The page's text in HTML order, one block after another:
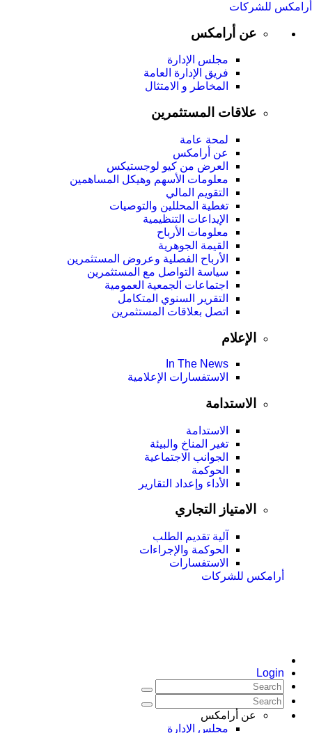
أرامكس للشركات
عن أرامكس
مجلس الإدارة
فريق الإدارة العامة
المخاطر و الامتثال
علاقات المستثمرين
لمحة عامة
عن أرامكس
العرض من كيو لوجستيكس
معلومات الأسهم وهيكل المساهمين
التقويم المالي
تغطية المحللين والتوصيات
الإيداعات التنظيمية
معلومات الأرباح
القيمة الجوهرية
الأرباح الفصلية وعروض المستثمرين
سياسة التواصل مع المستثمرين
اجتماعات الجمعية العمومیة
التقرير السنوي المتكامل
اتصل بعلاقات المستثمرين
الإعلام
In The News
الاستفسارات الإعلامية
الاستدامة
الاستدامة
تغير المناخ والبيئة
الجوانب الاجتماعية
الحوكمة
الأداء وإعداد التقارير
الامتياز التجاري
آلية تقديم الطلب
الحوكمة والإجراءات
الاستفسارات
أرامكس للشركات
Login
عن أرامكس
مجلس الإدارة